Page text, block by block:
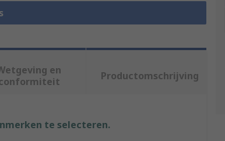
en
Productomschrijving
te selecteren.